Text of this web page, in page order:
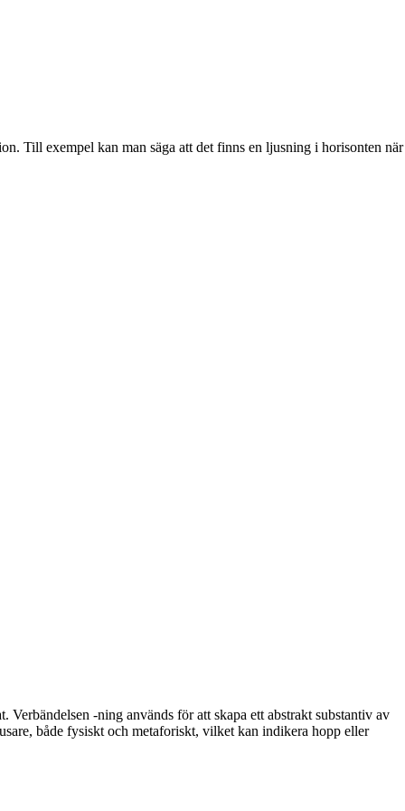
Till exempel kan man säga att det finns en ljusning i horisonten när
-ning används för att skapa ett abstrakt substantiv av
både fysiskt och metaforiskt, vilket kan indikera hopp eller